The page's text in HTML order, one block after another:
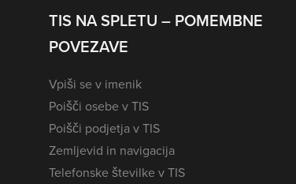
TIS NA SPLETU – POMEMBNE
POVEZAVE
Vpiši se v imenik
Poišči osebe v TIS
Poišči podjetja v TIS
Zemljevid in navigacija
Telefonske številke v TIS